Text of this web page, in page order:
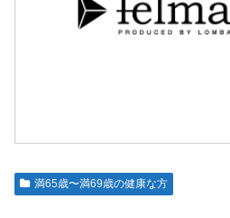
満65歳〜満69歳の健康な方